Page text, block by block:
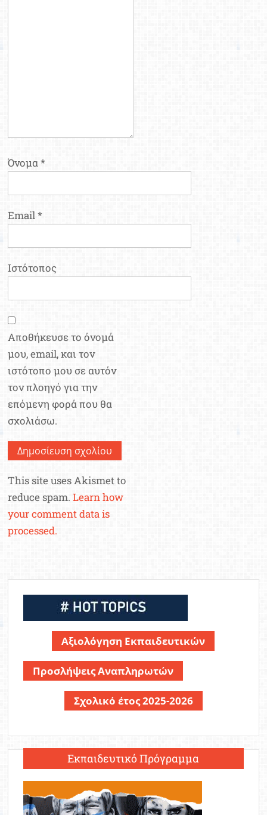
Όνομα*
Email*
Ιστότοπος
Αποθήκευσε το όνομά
μου, email, και τον
ιστότοπο μου σε αυτόν
τον πλοηγό για την
επόμενη φορά που θα
σχολιάσω.
This site uses Akismet to
reduce spam.Learn how
your comment data is
processed.
Αξιολόγηση Εκπαιδευτικών
Προσλήψεις Αναπληρωτών
Σχολικό έτος 2025-2026
Εκπαιδευτικό Πρόγραμμα